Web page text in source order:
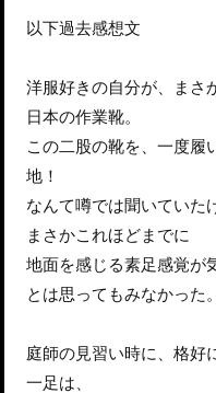
以下過去感想文
洋服好きの自分が、まさ
日本の作業靴。
この二股の靴を、一度履
地！
なんて噂では聞いていた
まさかこれほどまでに
地面を感じる素足感覚が
とは思ってもみなかった。
庭師の見習い時に、格好
一足は、